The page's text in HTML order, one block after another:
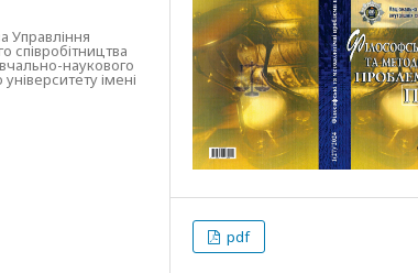
Управління
співробітництва
наукового
імені
pdf